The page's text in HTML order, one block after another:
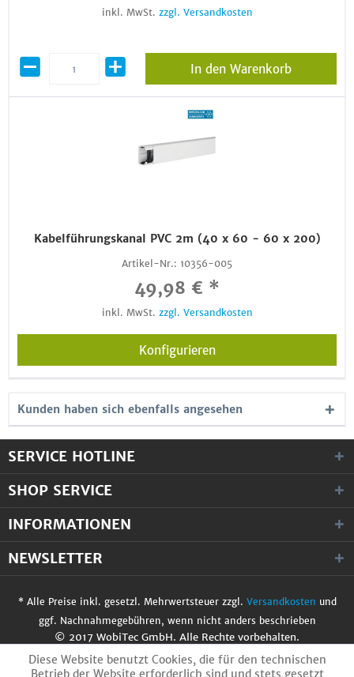
inkl. MwSt. zzgl. Versandkosten
In den Warenkorb
Kabelführungskanal PVC 2m (40 x 60 - 60 x 200)
Artikel-Nr.: 10356-005
49,98 € *
inkl. MwSt. zzgl. Versandkosten
Konfigurieren
Kunden haben sich ebenfalls angesehen
SERVICE HOTLINE
SHOP SERVICE
INFORMATIONEN
NEWSLETTER
* Alle Preise inkl. gesetzl. Mehrwertsteuer zzgl. Versandkosten und
ggf. Nachnahmegebühren, wenn nicht anders beschrieben
© 2017 WobiTec GmbH. Alle Rechte vorbehalten.
Diese Website benutzt Cookies, die für den technischen
Betrieb der Website erforderlich sind und stets gesetzt